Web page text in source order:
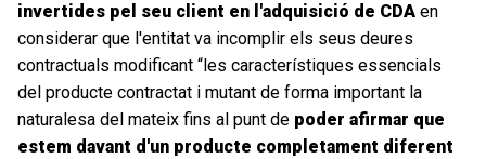
invertides pel seu client en l'adquisició de CDA en
considerar que l'entitat va incomplir els seus deures
contractuals modificant “les característiques essencials
del producte contractat i mutant de forma important la
naturalesa del mateix fins al punt de poder afirmar que
estem davant d'un producte completament diferent